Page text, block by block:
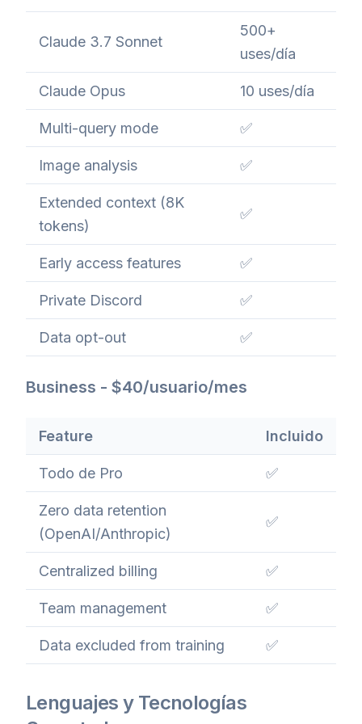
Claude 3.7 Sonnet
500+
uses/día
Claude Opus 10 uses/día
Multi-query mode ✅
Image analysis ✅
Extended context (8K
tokens)
✅
Early access features ✅
Private Discord ✅
Data opt-out ✅
Business - $40/usuario/mes
Feature Incluido
Todo de Pro ✅
Zero data retention
(OpenAI/Anthropic)
✅
Centralized billing ✅
Team management ✅
Data excluded from training ✅
Lenguajes y Tecnologías